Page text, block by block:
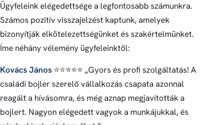
Ügyfeleink elégedettsége a legfontosabb számunkra.
Számos pozitív visszajelzést kaptunk, amelyek
bizonyítják elkötelezettségünket és szakértelmünket.
Íme néhány vélemény ügyfeleinktől:
Kovács János ⭐⭐⭐⭐⭐ „Gyors és profi szolgáltatás! A
családi bojler szerelő vállalkozás csapata azonnal
reagált a hívásomra, és még aznap megjavították a
bojlert. Nagyon elégedett vagyok a munkájukkal, és